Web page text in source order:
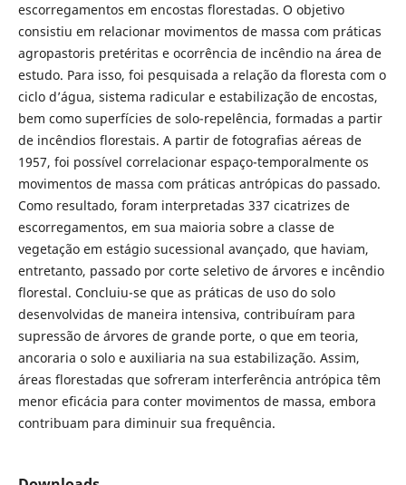
escorregamentos em encostas florestadas. O objetivo
consistiu em relacionar movimentos de massa com práticas
agropastoris pretéritas e ocorrência de incêndio na área de
estudo. Para isso, foi pesquisada a relação da floresta com o
ciclo d’água, sistema radicular e estabilização de encostas,
bem como superfícies de solo-repelência, formadas a partir
de incêndios florestais. A partir de fotografias aéreas de
1957, foi possível correlacionar espaço-temporalmente os
movimentos de massa com práticas antrópicas do passado.
Como resultado, foram interpretadas 337 cicatrizes de
escorregamentos, em sua maioria sobre a classe de
vegetação em estágio sucessional avançado, que haviam,
entretanto, passado por corte seletivo de árvores e incêndio
florestal. Concluiu-se que as práticas de uso do solo
desenvolvidas de maneira intensiva, contribuíram para
supressão de árvores de grande porte, o que em teoria,
ancoraria o solo e auxiliaria na sua estabilização. Assim,
áreas florestadas que sofreram interferência antrópica têm
menor eficácia para conter movimentos de massa, embora
contribuam para diminuir sua frequência.